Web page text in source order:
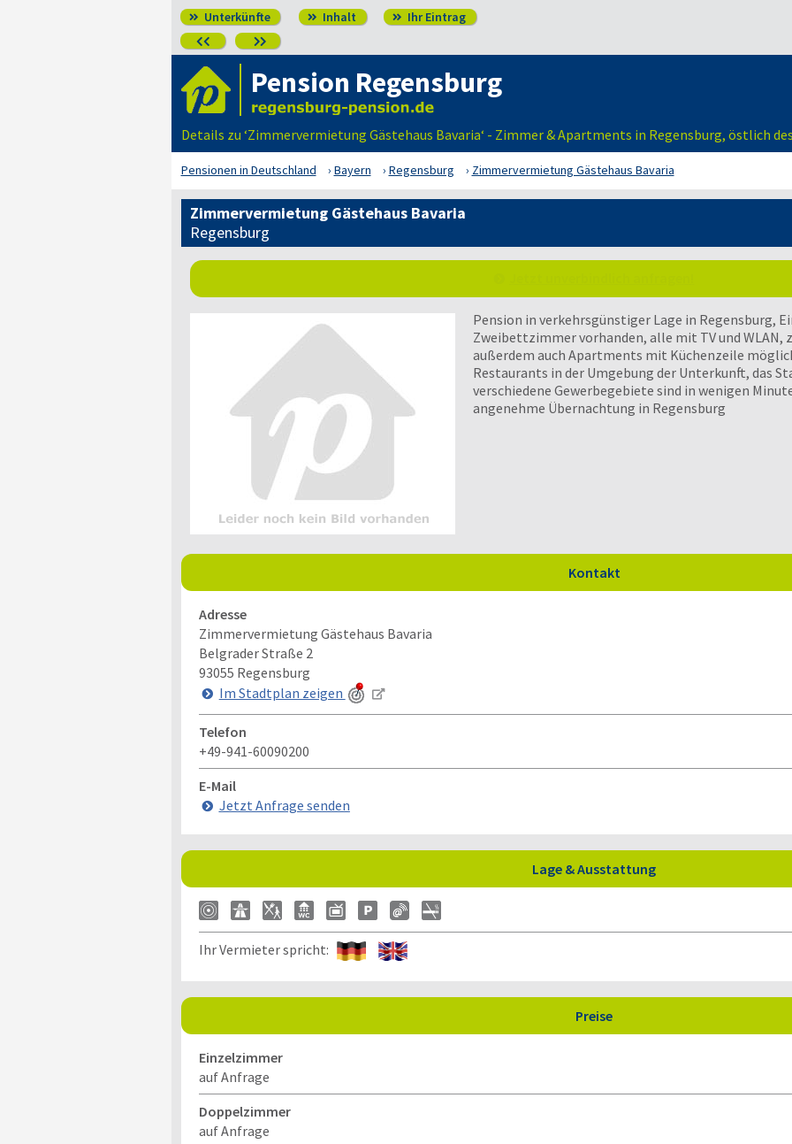
 Unterkünfte  Inhalt  Ihr Eintrag
 
Pension Regensburg
Details zu ‘Zimmervermietung Gästehaus Bavaria‘ - Zimmer & Apartments in Regensburg, östlich
Pensionen in Deutschland Bayern Regensburg Zimmervermietung Gästehaus Bavaria
Zimmervermietung Gästehaus Bavaria
Regensburg
Pension in verkehrsgünstiger Lage in Regensburg,
Zweibettzimmer vorhanden, alle mit TV und WLAN,
außerdem auch Apartments mit Küchenzeile
Restaurants in der Umgebung der Unterkunft, das
verschiedene Gewerbegebiete sind in wenigen
angenehme Übernachtung in Regensburg
Kontakt
Adresse
Zimmervermietung Gästehaus Bavaria
Belgrader Straße 2
93055 Regensburg
Im Stadtplan zeigen
Telefon
+49-941-60090200
E-Mail
Jetzt Anfrage senden
Lage & Ausstattung
Ihr Vermieter spricht:
Preise
Einzelzimmer
auf Anfrage
Doppelzimmer
auf Anfrage